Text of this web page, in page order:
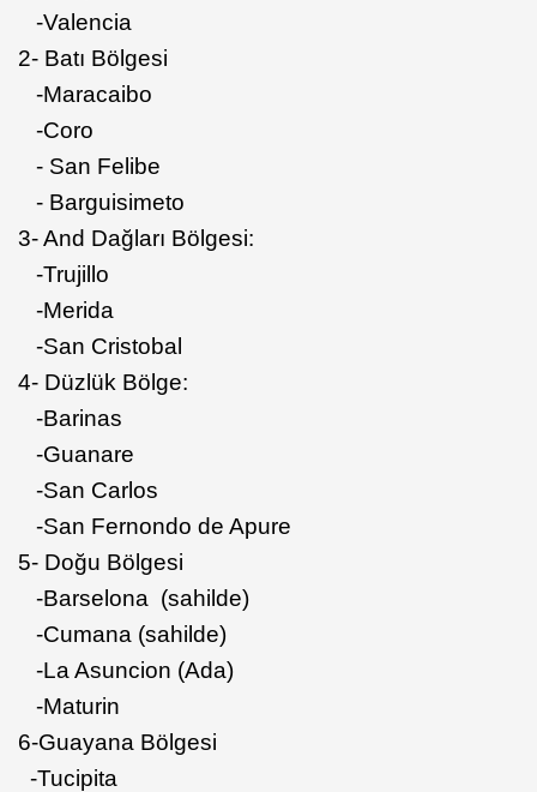
-Valencia
2- Batı Bölgesi
-Maracaibo
-Coro
- San Felibe
- Barguisimeto
3- And Dağları Bölgesi:
-Trujillo
-Merida
-San Cristobal
4- Düzlük Bölge:
-Barinas
-Guanare
-San Carlos
-San Fernondo de Apure
5- Doğu Bölgesi
-Barselona (sahilde)
-Cumana (sahilde)
-La Asuncion (Ada)
-Maturin
6-Guayana Bölgesi
-Tucipita